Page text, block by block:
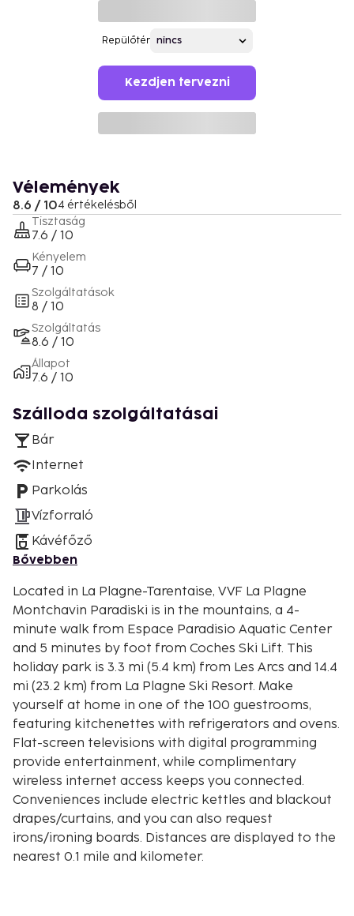
Repülőtér
Kezdjen tervezni
Vélemények
8.6 / 104 értékelésből
Tisztaság
7.6 / 10
Kényelem
7 / 10
Szolgáltatások
8 / 10
Szolgáltatás
8.6 / 10
Állapot
7.6 / 10
Szálloda szolgáltatásai
Bár
Internet
Parkolás
Vízforraló
Kávéfőző
Bővebben
Located in La Plagne-Tarentaise, VVF La Plagne
Montchavin Paradiski is in the mountains, a 4-
minute walk from Espace Paradisio Aquatic Center
and 5 minutes by foot from Coches Ski Lift. This
holiday park is 3.3 mi (5.4 km) from Les Arcs and 14.4
mi (23.2 km) from La Plagne Ski Resort. Make
yourself at home in one of the 100 guestrooms,
featuring kitchenettes with refrigerators and ovens.
Flat-screen televisions with digital programming
provide entertainment, while complimentary
wireless internet access keeps you connected.
Conveniences include electric kettles and blackout
drapes/curtains, and you can also request
irons/ironing boards. Distances are displayed to the
nearest 0.1 mile and kilometer.